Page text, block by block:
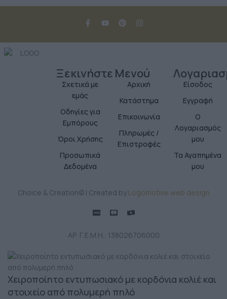
Ξεκινήστε
Σχετικά με
εμάς
Οδηγίες για
Εμπόρους
Όροι Χρήσης
Προσωπικά
Δεδομένα
Μενού
Αρχική
Κατάστημα
Επικοινωνία
Πληρωμές /
Επιστροφές
Είσοδος
Εγγραφή
Ο
Λογαριασμός
μου
Τα Αγαπημένα
μου
Choice & Creation© | Created by Logomotive web design
ΑΡ. Γ.Ε.Μ.Η.: 138026706000
Χειροποίητο εντυπωσιακό με κορδόνια κολιέ και
στοιχείο από πολυμερή πηλό